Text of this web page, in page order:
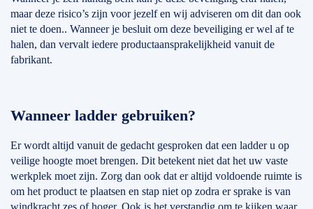
maar deze risico’s zijn voor jezelf en wij adviseren om dit dan ook
niet te doen.. Wanneer je besluit om deze beveiliging er wel af te
halen, dan vervalt iedere productaansprakelijkheid vanuit de
fabrikant.
Wanneer ladder gebruiken?
Er wordt altijd vanuit de gedacht gesproken dat een ladder u op
veilige hoogte moet brengen. Dit betekent niet dat het uw vaste
werkplek moet zijn. Zorg dan ook dat er altijd voldoende ruimte is
om het product te plaatsen en stap niet op zodra er sprake is van
windkracht zes of hoger. Ook is het verstandig om te kijken waar